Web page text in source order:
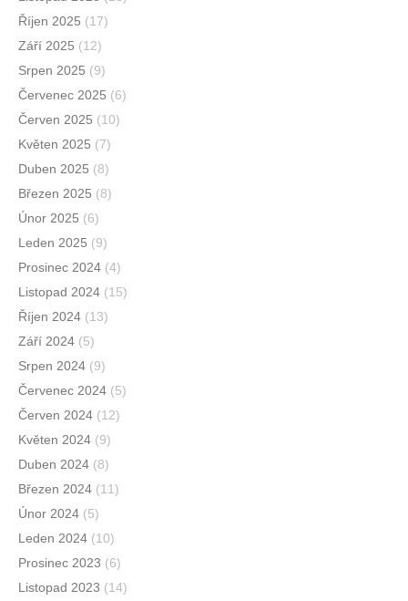
Říjen 2025 (17)
Září 2025 (12)
Srpen 2025 (9)
Červenec 2025 (6)
Červen 2025 (10)
Květen 2025 (7)
Duben 2025 (8)
Březen 2025 (8)
Únor 2025 (6)
Leden 2025 (9)
Prosinec 2024 (4)
Listopad 2024 (15)
Říjen 2024 (13)
Září 2024 (5)
Srpen 2024 (9)
Červenec 2024 (5)
Červen 2024 (12)
Květen 2024 (9)
Duben 2024 (8)
Březen 2024 (11)
Únor 2024 (5)
Leden 2024 (10)
Prosinec 2023 (6)
Listopad 2023 (14)